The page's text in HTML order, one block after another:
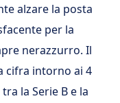
alzare la posta
per la
nerazzurro. Il
cifra intorno ai 4
la Serie B e la